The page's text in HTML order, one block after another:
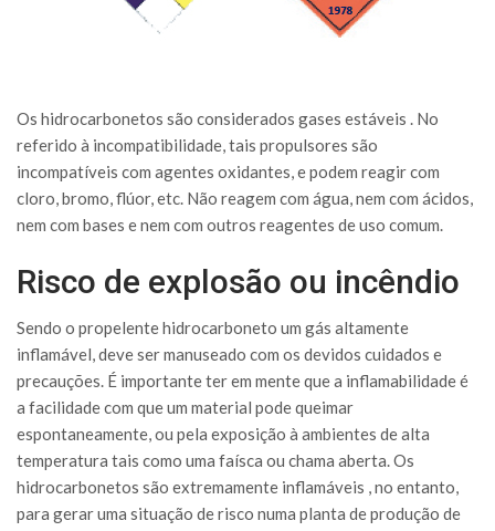
Os hidrocarbonetos são considerados gases estáveis . No
referido à incompatibilidade, tais propulsores são
incompatíveis com agentes oxidantes, e podem reagir com
cloro, bromo, flúor, etc. Não reagem com água, nem com ácidos,
nem com bases e nem com outros reagentes de uso comum.
Risco de explosão ou incêndio
Sendo o propelente hidrocarboneto um gás altamente
inflamável, deve ser manuseado com os devidos cuidados e
precauções. É importante ter em mente que a inflamabilidade é
a facilidade com que um material pode queimar
espontaneamente, ou pela exposição à ambientes de alta
temperatura tais como uma faísca ou chama aberta. Os
hidrocarbonetos são extremamente inflamáveis , no entanto,
para gerar uma situação de risco numa planta de produção de